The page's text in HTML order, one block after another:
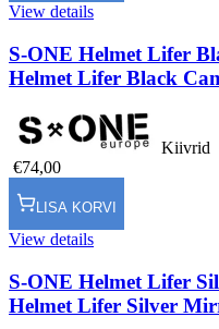
View details
S-ONE Helmet Lifer
Helmet Lifer Black
Kiivrid
€74,00
LISA KORVI
View details
S-ONE Helmet Lifer
Helmet Lifer Silver